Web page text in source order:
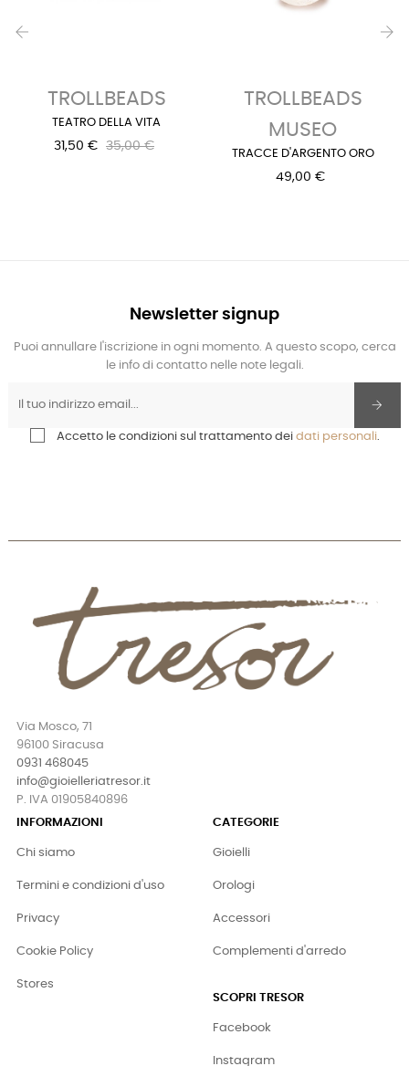
TROLLBEADS
TEATRO DELLA VITA
31,50 € 35,00 €
TROLLBEADS
MUSEO
TRACCE D'ARGENTO ORO
49,00 €
Newsletter signup
Puoi annullare l'iscrizione in ogni momento. A questo scopo, cerca
le info di contatto nelle note legali.
Accetto le condizioni sul trattamento dei dati personali.
Via Mosco, 71
96100 Siracusa
0931 468045
info@gioielleriatresor.it
P. IVA 01905840896
INFORMAZIONI
Chi siamo
Termini e condizioni d'uso
Privacy
Cookie Policy
Stores
CATEGORIE
Gioielli
Orologi
Accessori
Complementi d'arredo
SCOPRI TRESOR
Facebook
Instagram